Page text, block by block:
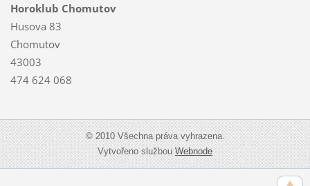
Horoklub Chomutov
Husova 83
Chomutov
43003
474 624 068
© 2010 Všechna práva vyhrazena.
Vytvořeno službouWebnode